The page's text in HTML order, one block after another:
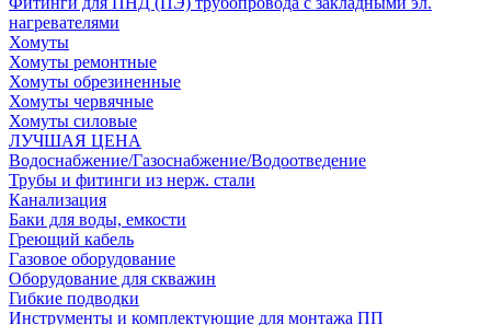
нагревателями
Хомуты
Хомуты ремонтные
Хомуты обрезиненные
Хомуты червячные
Хомуты силовые
ЛУЧШАЯ ЦЕНА
Водоснабжение/Газоснабжение/Водоотведение
Трубы и фитинги из нерж. стали
Канализация
Баки для воды, емкости
Греющий кабель
Газовое оборудование
Оборудование для скважин
Гибкие подводки
Инструменты и комплектующие для монтажа ПП